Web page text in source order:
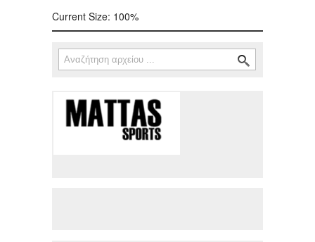
Current Size: 100%
Φόρμα αναζήτησης
Αναζήτηση